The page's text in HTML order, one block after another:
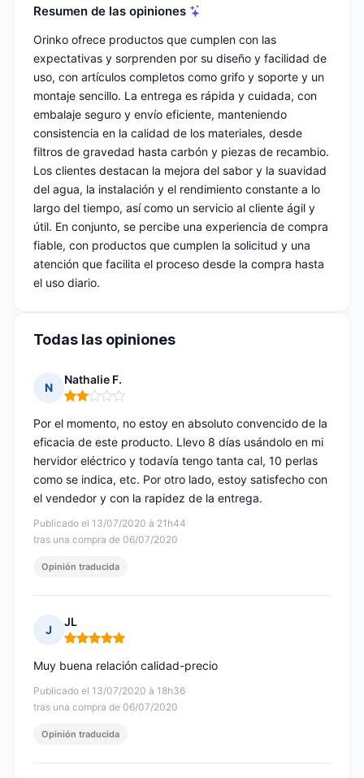
Resumen de las opiniones
Orinko ofrece productos que cumplen con las
expectativas y sorprenden por su diseño y facilidad de
uso, con artículos completos como grifo y soporte y un
montaje sencillo. La entrega es rápida y cuidada, con
embalaje seguro y envío eficiente, manteniendo
consistencia en la calidad de los materiales, desde
filtros de gravedad hasta carbón y piezas de recambio.
Los clientes destacan la mejora del sabor y la suavidad
del agua, la instalación y el rendimiento constante a lo
largo del tiempo, así como un servicio al cliente ágil y
útil. En conjunto, se percibe una experiencia de compra
fiable, con productos que cumplen la solicitud y una
atención que facilita el proceso desde la compra hasta
el uso diario.
Todas las opiniones
N
Nathalie F.
Nota: 2 de 5
Publicado el 13/07/2020 à 21h44
tras una compra de 06/07/2020
Por el momento, no estoy en absoluto convencido de la
eficacia de este producto. Llevo 8 días usándolo en mi
hervidor eléctrico y todavía tengo tanta cal, 10 perlas
como se indica, etc. Por otro lado, estoy satisfecho con
el vendedor y con la rapidez de la entrega.
Opinión traducida
J
JL
Nota: 5 de 5
Publicado el 13/07/2020 à 18h36
tras una compra de 06/07/2020
Muy buena relación calidad-precio
Opinión traducida